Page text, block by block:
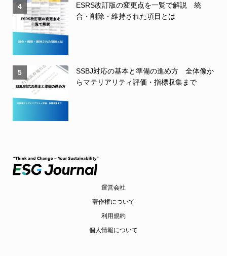
4
ESRS改訂版の変更点を一覧で解説 統
合・削除・維持された項目とは
5
SSBJ対応の基本と準備の進め方 全体像か
らマテリアリティ評価・指標収集まで
運営会社
著作権について
利用規約
個人情報について